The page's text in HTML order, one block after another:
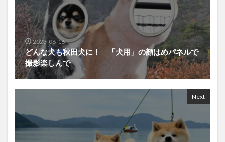
2023-06-16
どんな犬も秋田犬に！ 「犬用」の顔はめパネルで
撮影楽しんで
Next